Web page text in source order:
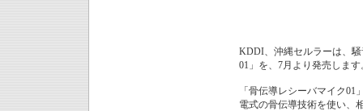
KDDI、沖縄セルラーは、
01」を、7月より発売します
「骨伝導レシーバマイク
電式の骨伝導技術を使い、